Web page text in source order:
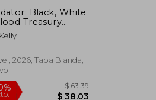
45%
dcto.
Black, White
Treasury
(en Inglés)
2026, Tapa Blanda,